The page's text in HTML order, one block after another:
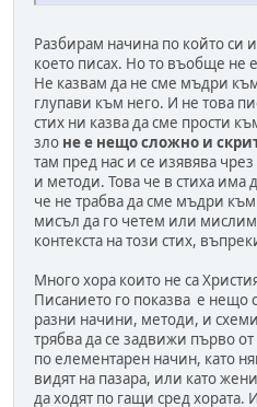
Разбирам начина по който си
което писах. Но то въобще не
Не казвам да не сме мъдри
глупави към него. И не това
стих ни казва да сме прости
зло не е нещо сложно и
там пред нас и се изявява
и методи. Това че в стиха има
че не трабва да сме мъдри
мисъл да го четем или мислим
контекста на този стих,
Много хора които не са
Писанието го показва е нещо
разни начини, методи, и
трябва да се задвижи първо
по елементарен начин, като
видят на пазара, или като
да ходят по гащи сред хората.